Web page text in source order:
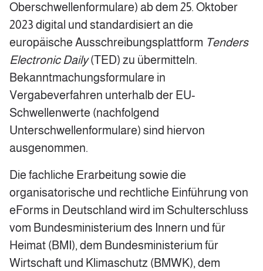
Oberschwellenformulare) ab dem 25. Oktober
2023 digital und standardisiert an die
europäische Ausschreibungsplattform Tenders
Electronic Daily (TED) zu übermitteln.
Bekanntmachungsformulare in
Vergabeverfahren unterhalb der EU-
Schwellenwerte (nachfolgend
Unterschwellenformulare) sind hiervon
ausgenommen.
Die fachliche Erarbeitung sowie die
organisatorische und rechtliche Einführung von
eForms in Deutschland wird im Schulterschluss
vom Bundesministerium des Innern und für
Heimat (BMI), dem Bundesministerium für
Wirtschaft und Klimaschutz (BMWK), dem